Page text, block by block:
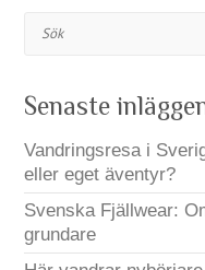
Sök
Senaste
Vandringsresa i
eller eget äventyr?
Svenska Fjällwear:
grundare